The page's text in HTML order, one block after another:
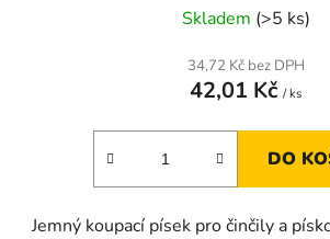
Skladem (>5 ks)
34,72 Kč bez DPH
42,01 Kč / ks
DO
Jemný koupací písek pro činčily a